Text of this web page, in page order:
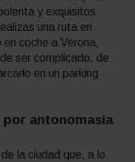
y exquisitos
una ruta en
coche a Verona,
ser complicado, de
en un parking
por antonomasia
la ciudad que, a lo